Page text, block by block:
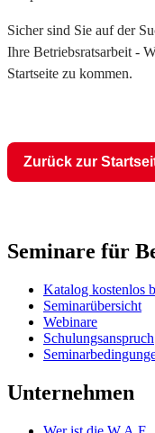
Sicher sind Sie auf der
Ihre Betriebsratsarbeit -
Startseite zu kommen.
Zurück zur
Seminare für
Katalog kostenlos
Seminarübersicht
Webinare
Schulungsanspruch
Unternehmen